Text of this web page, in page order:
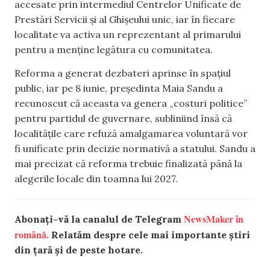
accesate prin intermediul Centrelor Unificate de
Prestări Servicii și al Ghișeului unic, iar în fiecare
localitate va activa un reprezentant al primarului
pentru a menține legătura cu comunitatea.
Reforma a generat dezbateri aprinse în spațiul
public, iar pe 8 iunie, președinta Maia Sandu a
recunoscut că aceasta va genera „costuri politice”
pentru partidul de guvernare, subliniind însă că
localitățile care refuză amalgamarea voluntară vor
fi unificate prin decizie normativă a statului. Sandu a
mai precizat că reforma trebuie finalizată până la
alegerile locale din toamna lui 2027.
Abonați-vă la canalul de Telegram NewsMaker în
română. Relatăm despre cele mai importante știri
din țară și de peste hotare.